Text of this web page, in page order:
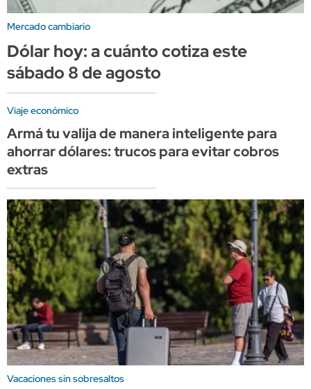
Mercado cambiario
Dólar hoy: a cuánto cotiza este
sábado 8 de agosto
Viaje económico
Armá tu valija de manera inteligente para
ahorrar dólares: trucos para evitar cobros
extras
Vacaciones sin sobresaltos